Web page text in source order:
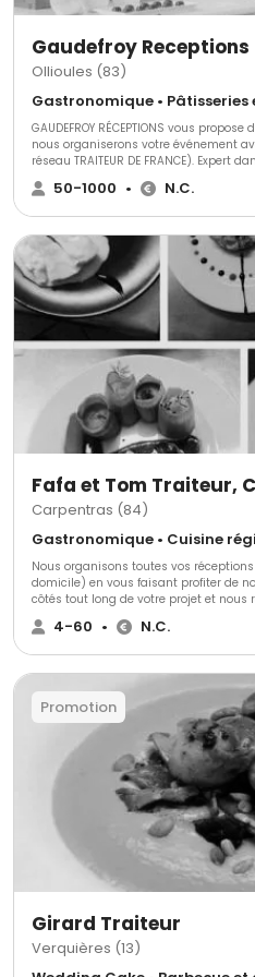
Gaudefroy Receptions
Ollioules (83)
GAUDEFROY RÉCEPTIONS vous
nous organiserons votre événement
réseau
50-1000 • N.C.
Carpentras (84)
Nous organisons toutes vos
domicile) en vous faisant profiter de
côtés tout long de votre projet et nous
envies et nous nous adapterons à
accompagnerons pour vous conseiller,
4-60 • N.C.
Promotion
Girard Traiteur
Verquières (13)